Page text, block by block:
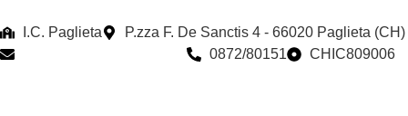
I.C. Paglieta
P.zza F. De Sanctis 4 - 66020 Paglieta (CH)
0872/80151 CHIC809006